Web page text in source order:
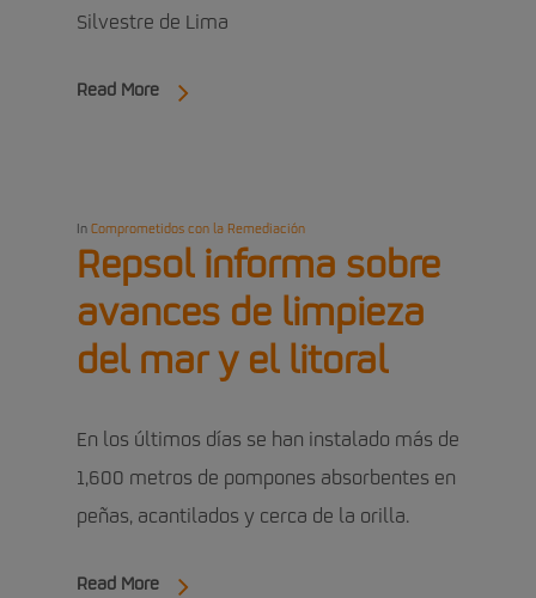
Silvestre de Lima
Read More
In Comprometidos con la Remediación
Repsol informa sobre
avances de limpieza
del mar y el litoral
En los últimos días se han instalado más de
1,600 metros de pompones absorbentes en
peñas, acantilados y cerca de la orilla.
Read More